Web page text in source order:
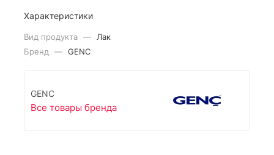
Характеристики
Вид продукта —
Лак
Бренд
— GENC
GENC
Все товары бренда